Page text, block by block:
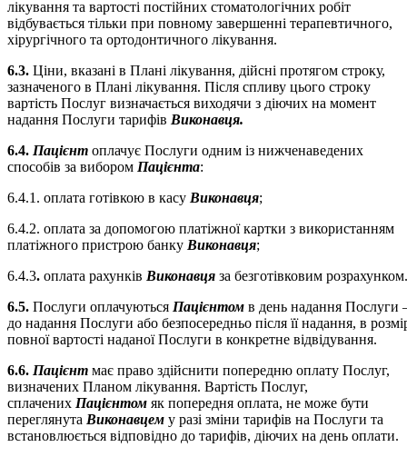
лікування та вартості постійних стоматологічних робіт
відбувається тільки при повному завершенні терапевтичного,
хірургічного та ортодонтичного лікування.
6.3. Ціни, вказані в Плані лікування, дійсні протягом строку,
зазначеного в Плані лікування. Після спливу цього строку
вартість Послуг визначається виходячи з діючих на момент
надання Послуги тарифів Виконавця.
6.4. Пацієнт оплачує Послуги одним із нижченаведених
способів за вибором Пацієнта:
6.4.1. оплата готівкою в касу Виконавця;
6.4.2. оплата за допомогою платіжної картки з використанням
платіжного пристрою банку Виконавця;
6.4.3. оплата рахунків Виконавця за безготівковим розрахунком.
6.5. Послуги оплачуються Пацієнтом в день надання Послуги
до надання Послуги або безпосередньо після її надання, в
повної вартості наданої Послуги в конкретне відвідування.
6.6. Пацієнт має право здійснити попередню оплату Послуг,
визначених Планом лікування. Вартість Послуг,
сплачених Пацієнтом як попередня оплата, не може бути
переглянута Виконавцем у разі зміни тарифів на Послуги та
встановлюється відповідно до тарифів, діючих на день оплати.